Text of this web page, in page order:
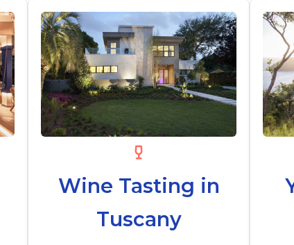
Wine Tasting in
Tuscany